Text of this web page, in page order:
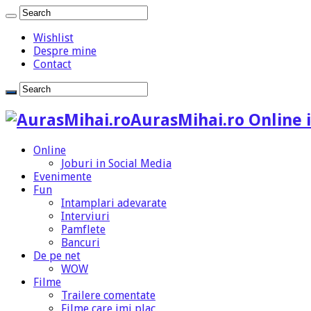
Wishlist
Despre mine
Contact
AurasMihai.ro Online
Online
Joburi in Social Media
Evenimente
Fun
Intamplari adevarate
Interviuri
Pamflete
Bancuri
De pe net
WOW
Filme
Trailere comentate